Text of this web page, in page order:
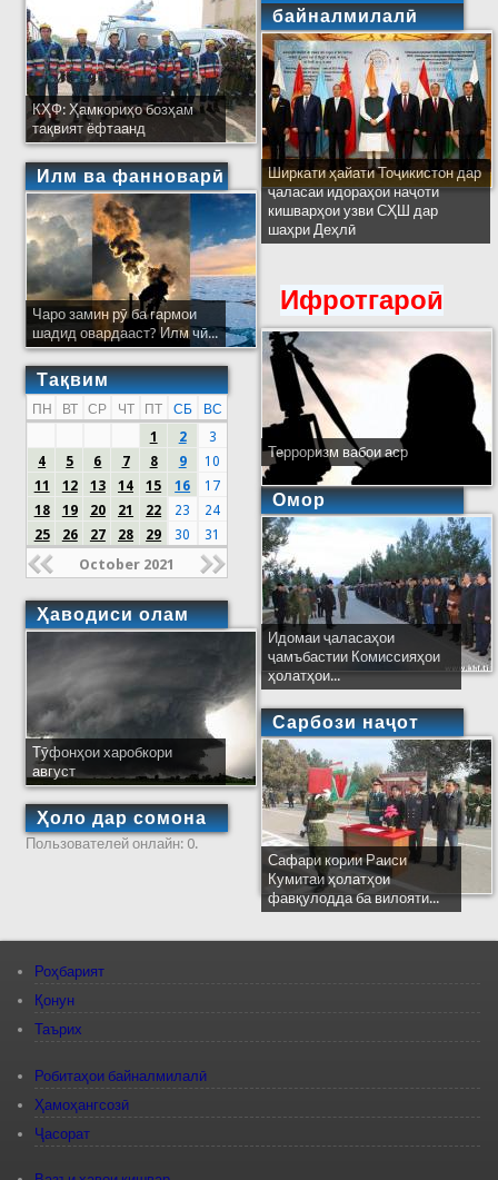
КҲФ: Ҳамкориҳо бозҳам
тақвият ёфтаанд
Илм ва фанноварӣ
Чаро замин рӯ ба гармои
шадид овардааст? Илм чӣ...
Тақвим
ПН ВТ СР ЧТ ПТ СБ
ВС
1
2
3
4
5 6 7 8 9
10
11
12 13 14 15 16
17
18
19 20 21 22 23
24
25
26 27 28 29 30 31
October 2021
Ҳаводиси олам
Тӯфонҳои харобкори
август
Ҳоло дар сомона
Пользователей онлайн: 0.
байналмилалӣ
Ширкати ҳайати Тоҷикистон дар
ҷаласаи идораҳои наҷоти
кишварҳои узви СҲШ дар
шаҳри Деҳлӣ
Ифротгароӣ
Терроризм вабои аср
Омор
Идомаи ҷаласаҳои
ҷамъбастии Комиссияҳои
ҳолатҳои...
Сарбози наҷот
Сафари кории Раиси
Кумитаи ҳолатҳои
фавқулодда ба вилояти...
Роҳбарият
Қонун
Таърих
Робитаҳои байналмилалӣ
Ҳамоҳангсозӣ
Ҷасорат